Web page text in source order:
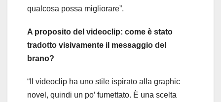
qualcosa possa migliorare”.
A proposito del videoclip: come è stato
tradotto visivamente il messaggio del
brano?
“Il videoclip ha uno stile ispirato alla graphic
novel, quindi un po’ fumettato. È una scelta